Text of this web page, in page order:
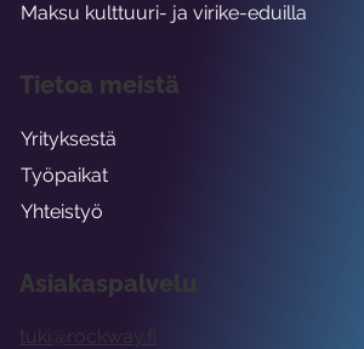
Asiakaspalvelu
tuki@rockway.fi
Maksu kulttuuri- ja virike-eduilla
Tietoa meistä
Yrityksestä
Työpaikat
Yhteistyö